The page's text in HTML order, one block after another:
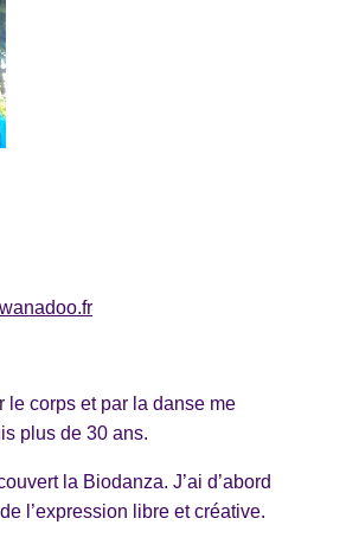
le corps et par la danse me
plus de 30 ans.
la Biodanza. J’ai d’abord
l’expression libre et créative.